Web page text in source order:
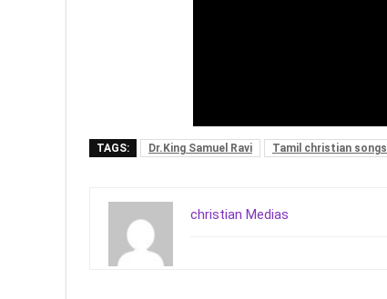
TAGS: Dr.King Samuel Ravi Tamil christian songs
christian Medias